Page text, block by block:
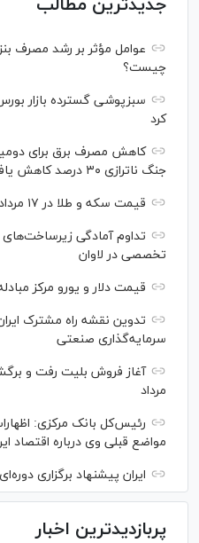
عوامل مؤثر بر رشد مصرف
چیست؟
کرد
کاهش مصرف برق برای
جنگ ناترازی ۳۰ درصد کاهش یافت
قیمت سکه و طلا در ۱۷ مرداد ۱۴۰۵
تداوم آمادگی
تخصصی در لاوان
قیمت دلار و یورو مرکز مبادله ایران؛
تدوین نقشه راه مشترک
سرمایه‌گذاری صنعتی
مرداد
رئیس‌کل بانک مرکزی:
مواضع قبلی وی درباره اقتصاد
ایران پیشنهاد برگزاری
پربازدیدترین اخبار